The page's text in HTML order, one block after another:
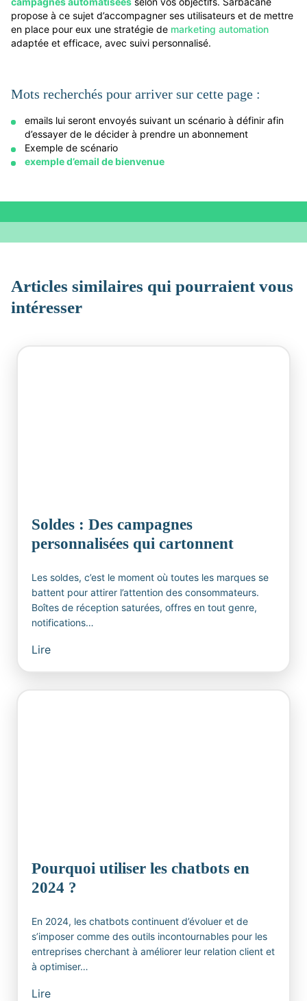
propose à ce sujet d’accompagner ses utilisateurs et de mettre
en place pour eux une stratégie de marketing automation
adaptée et efficace, avec suivi personnalisé.
Mots recherchés pour arriver sur cette page :
emails lui seront envoyés suivant un scénario à définir afin
d’essayer de le décider à prendre un abonnement
Exemple de scénario
exemple d’email de bienvenue
Articles similaires qui pourraient vous
intéresser
Soldes : Des campagnes
personnalisées qui cartonnent
Les soldes, c’est le moment où toutes les marques se
battent pour attirer l’attention des consommateurs.
Boîtes de réception saturées, offres en tout genre,
notifications…
Lire
Pourquoi utiliser les chatbots en
2024 ?
En 2024, les chatbots continuent d’évoluer et de
s’imposer comme des outils incontournables pour les
entreprises cherchant à améliorer leur relation client et
à optimiser…
Lire